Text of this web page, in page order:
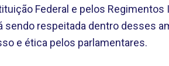
Federal e pelos Regimentos
sendo respeitada dentro desses
e ética pelos parlamentares.